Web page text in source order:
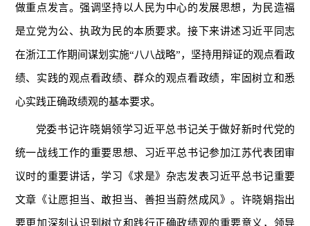
做重点发言。强调坚持以人民为中心的发展思想，为民造福
是立党为公、执政为民的本质要求。接下来讲述习近平同志
在浙江工作期间谋划实施“八八战略”，坚持用辩证的观点看政
绩、实践的观点看政绩、群众的观点看政绩，牢固树立和悉
心实践正确政绩观的基本要求。
党委书记许晓娟领学习近平总书记关于做好新时代党的
统一战线工作的重要思想、习近平总书记参加江苏代表团审
议时的重要讲话，学习《求是》杂志发表习近平总书记重要
文章《让愿担当、敢担当、善担当蔚然成风》。许晓娟指出
要更加深刻认识到树立和践行正确政绩观的重要意义，领导